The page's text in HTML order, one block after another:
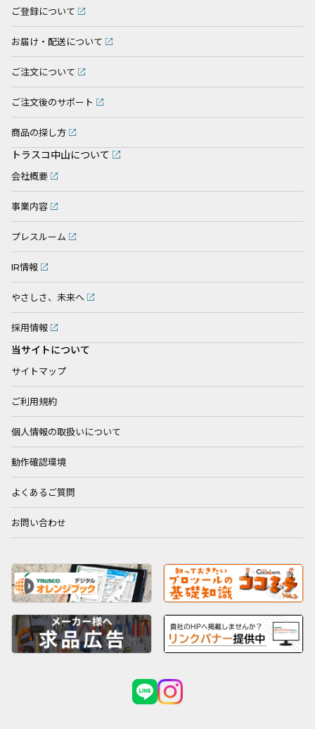
ご登録について
お届け・配送について
ご注文について
ご注文後のサポート
商品の探し方
トラスコ中山について
会社概要
事業内容
プレスルーム
IR情報
やさしさ、未来へ
採用情報
当サイトについて
サイトマップ
ご利用規約
個人情報の取扱いについて
動作確認環境
よくあるご質問
お問い合わせ